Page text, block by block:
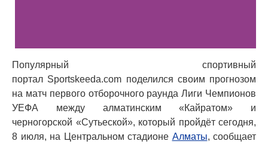
Популярный спортивный
портал Sportskeeda.com поделился своим прогнозом
на матч первого отборочного раунда Лиги Чемпионов
УЕФА между алматинским «Кайратом» и
черногорской «Сутьеской», который пройдёт сегодня,
8 июля, на Центральном стадионе Алматы, сообщает